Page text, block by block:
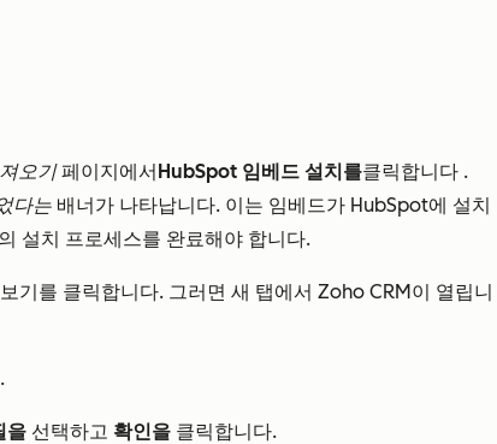
오기페이지에서HubSpot 임베드 설치를클릭합니다 .
다는 배너가 나타납니다. 이는 임베드가 HubSpot에 설치
설치 프로세스를 완료해야 합니다.
기를 클릭합니다. 그러면 새 탭에서 Zoho CRM이 열립니
을 선택하고 확인을 클릭합니다.